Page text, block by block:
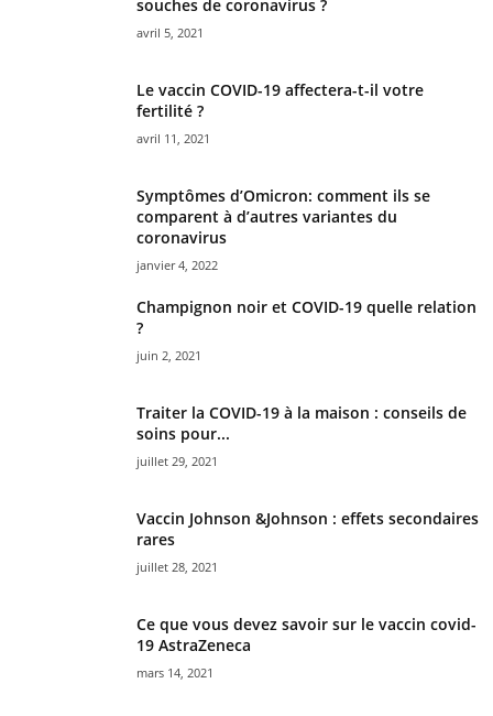
souches de coronavirus ?
avril 5, 2021
Le vaccin COVID-19 affectera-t-il votre
fertilité ?
avril 11, 2021
Symptômes d’Omicron: comment ils se
comparent à d’autres variantes du
coronavirus
janvier 4, 2022
Champignon noir et COVID-19 quelle relation
?
juin 2, 2021
Traiter la COVID-19 à la maison : conseils de
soins pour...
juillet 29, 2021
Vaccin Johnson &Johnson : effets secondaires
rares
juillet 28, 2021
Ce que vous devez savoir sur le vaccin covid-
19 AstraZeneca
mars 14, 2021